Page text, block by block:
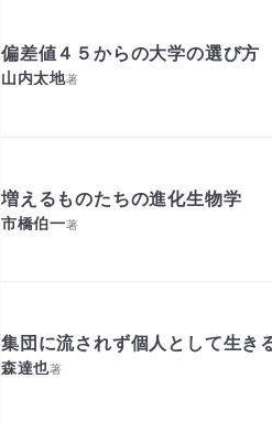
偏差値４５からの大学の選び方
山内太地著
増えるものたちの進化生物学
市橋伯一著
集団に流されず個人として生き
森達也著